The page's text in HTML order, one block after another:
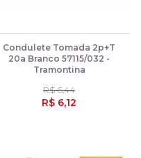
Condulete Tomada 2p+T
20a Branco 57115/032 -
Tramontina
R$ 6,44
R$ 6,12